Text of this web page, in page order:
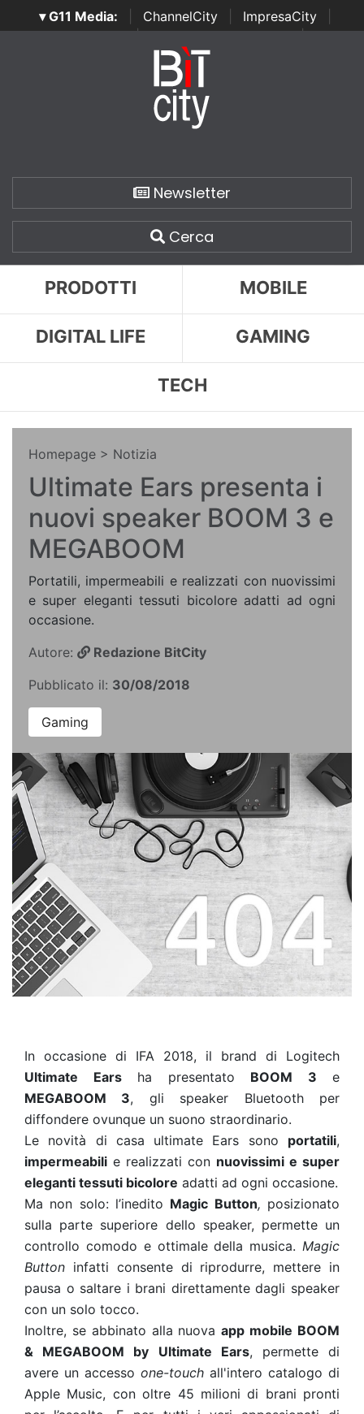
▾ G11 Media: ChannelCity ImpresaCity
SecurityOpenLab | Italian Channel Awards | Italian
Italian Security Awards
Newsletter
Cerca
PRODOTTI MOBILE
DIGITAL LIFE GAMING
TECH
Homepage > Notizia
Ultimate Ears presenta i
nuovi speaker BOOM 3 e
MEGABOOM
Portatili, impermeabili e realizzati con nuovissimi
e super eleganti tessuti bicolore adatti ad ogni
occasione.
Autore:
Redazione BitCity
Pubblicato il: 30/08/2018
Gaming
In occasione di IFA 2018, il brand di Logitech
Ultimate Earsha presentato BOOM 3 e
MEGABOOM 3, gli speaker Bluetooth per
diffondere ovunque un suono straordinario.
Le novità di casa ultimate Ears sono portatili,
impermeabili e realizzati con nuovissimi e super
eleganti tessuti bicolore adatti ad ogni occasione.
Ma non solo: l’inedito Magic Button, posizionato
sulla parte superiore dello speaker, permette un
controllo comodo e ottimale della musica. Magic
Button infatti consente di riprodurre, mettere in
pausa o saltare i brani direttamente dagli speaker
con un solo tocco.
Inoltre, se abbinato alla nuovaapp mobile BOOM
& MEGABOOM by Ultimate Ears, permette di
avere un accesso one-touch all'intero catalogo di
Apple Music, con oltre 45 milioni di brani pronti